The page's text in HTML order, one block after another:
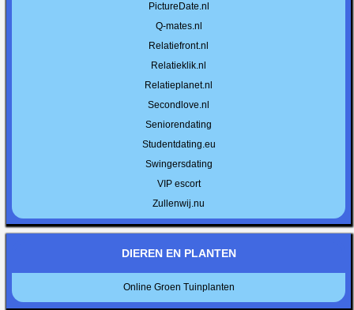
PictureDate.nl
Q-mates.nl
Relatiefront.nl
Relatieklik.nl
Relatieplanet.nl
Secondlove.nl
Seniorendating
Studentdating.eu
Swingersdating
VIP escort
Zullenwij.nu
DIEREN EN PLANTEN
Online Groen Tuinplanten